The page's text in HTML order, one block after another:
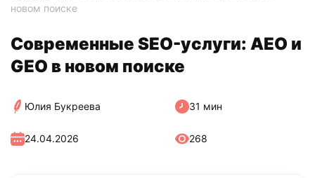
новом поиске
Современные SEO-услуги: AEO и
GEO в новом поиске
Юлия Букреева 31 мин
268
24.04.2026